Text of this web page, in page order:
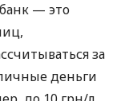
— это
за
деньги